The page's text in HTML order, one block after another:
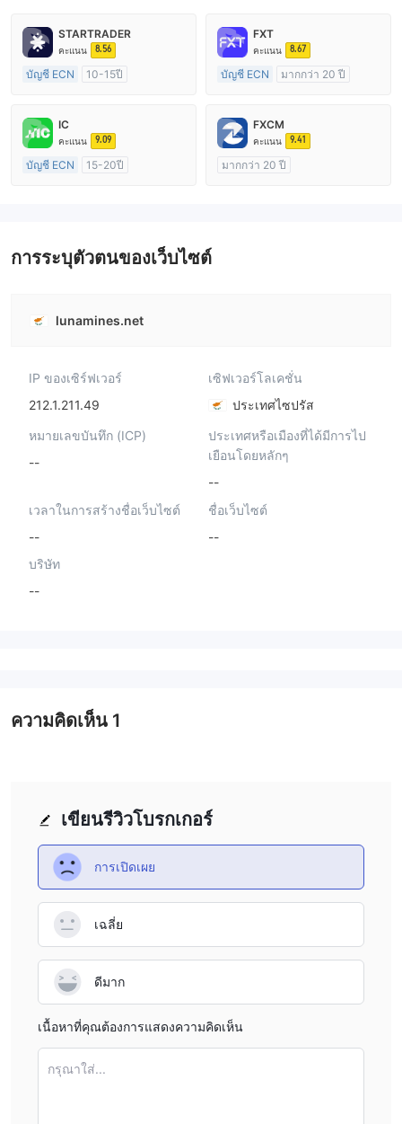
STARTRADER
คะแนน 8.56
บัญชี ECN
10-15ปี
ใบอนุญาต MT4 แบบเต็ม
FXT
คะแนน 8.67
บัญชี ECN
มากกว่า 20 ปี
ใบอนุญาต MT4 แบบเต็ม
IC
คะแนน 9.09
บัญชี ECN
15-20ปี
FXCM
คะแนน 9.41
มากกว่า 20 ปี
การระบุตัวตนของเว็บไซต์
lunamines.net
IP ของเซิร์ฟเวอร์
212.1.211.49
เซิฟเวอร์โลเคชั่น
ประเทศไซปรัส
หมายเลขบันทึก (ICP)
--
ประเทศหรือเมืองที่ได้มีการไป
เยือนโดยหลักๆ
--
เวลาในการสร้างชื่อเว็บไซต์
--
ชื่อเว็บไซต์
--
บริษัท
--
เขียนรีวิวโบรกเกอร์
การเปิดเผย
เฉลี่ย
ดีมาก
เนื้อหาที่คุณต้องการแสดงความคิดเห็น
กรุณาใส่...
ความคิดเห็น 1